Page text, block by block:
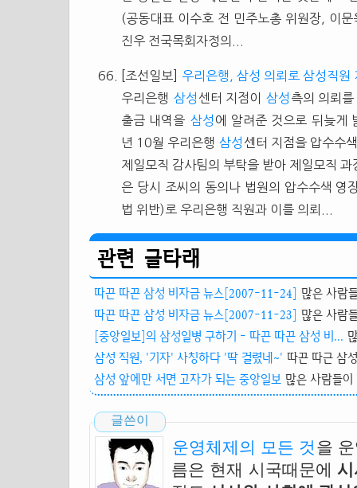
(공동대표 이수호 전 민주노총 위원장, 이
진우 전국목회자정의...
[조선일보]
우리은행, 삼성 의뢰로 삼성직원
우리은행 삼성 센터 지점이 삼성 측의 의뢰
출금 내역을 삼성 에 알려준 것으로 뒤늦게
년 10월 우리은행 삼성 센터 지점을 압수수
제일모직 감사팀의 부탁을 받아 제일모직
은 당시 조씨의 동의나 법원의 압수수색 영
법 위반)로 우리은행 직원과 이를 의뢰...
관련 글타래
따끈 따끈 삼성 비자금 뉴스[2007-11-24] 많은 사람
따끈 따끈 삼성 비자금 뉴스[2007-11-23] 많은 사람
[중앙일보]의 삼성일병 구하기 - 따끈 따끈 삼성 비...
삼성 직원, '기자' 사칭하다 '딱 걸렸네~' 따끈 따근 삼
삼성 앞에만 서면 고자가 되는 중앙일보 많은 사람들이
글쓴이
운영체제의 모든 것 을
름은 현재 시국때문에